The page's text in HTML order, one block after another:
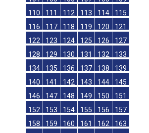
110
111 112 113 114
115
116
117 118 119 120
121
122
123 124 125 126
127
128
129 130 131 132
133
134
135 136 137 138
139
140
141 142 143 144
145
146
147 148 149 150
151
152
153 154 155 156
157
158
159 160 161 162
163